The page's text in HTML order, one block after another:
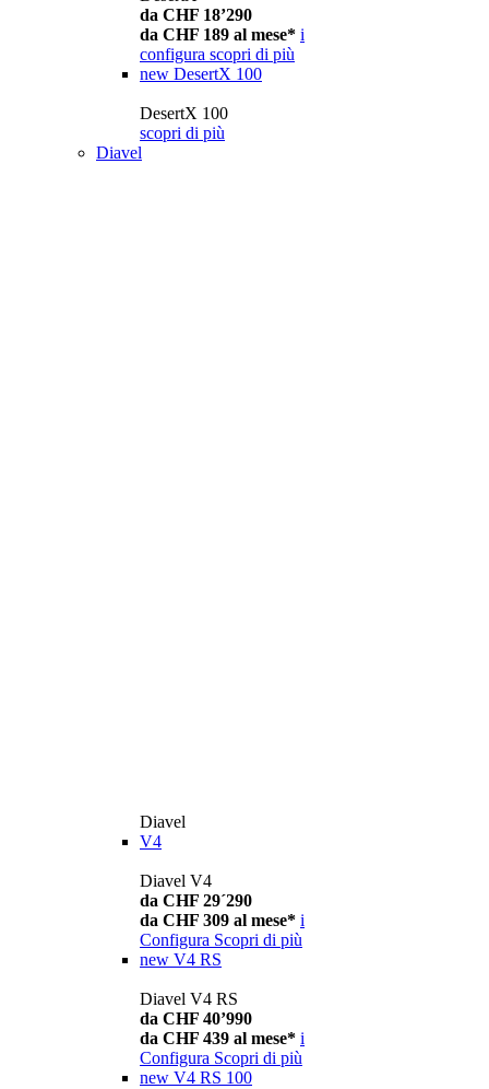
da CHF 18’290
da CHF 189 al mese* i
configura scopri di più
new DesertX 100
DesertX 100
scopri di più
Diavel
Diavel
V4
Diavel V4
da CHF 29´290
da CHF 309 al mese* i
Configura Scopri di più
new V4 RS
Diavel V4 RS
da CHF 40’990
da CHF 439 al mese* i
Configura Scopri di più
new V4 RS 100